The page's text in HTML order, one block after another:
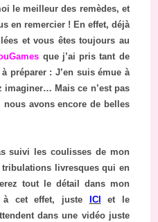
le meilleur des remèdes, et
en remercier ! En effet, déjà
et vous êtes toujours au
que j’ai pris tant de
préparer : J’en suis émue à
Mais ce n’est pas
nous avons encore de belles
suivi les coulisses de mon
livresques qui en
tout le détail dans mon
à cet effet, juste
ICI
et le
dans une vidéo juste